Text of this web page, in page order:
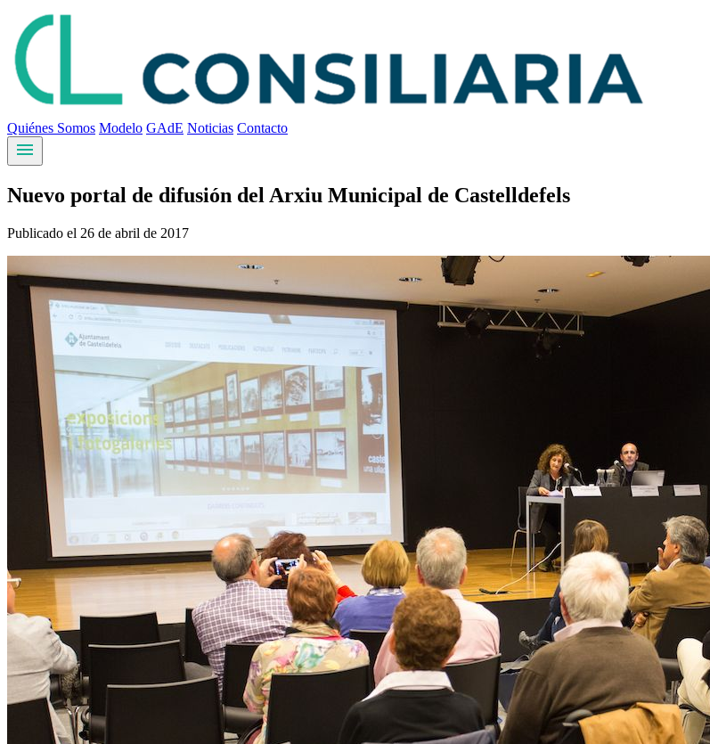
Quiénes Somos Modelo GAdE Noticias Contacto
menu
Nuevo portal de difusión del Arxiu Municipal de Castelldefels
Publicado el 26 de abril de 2017